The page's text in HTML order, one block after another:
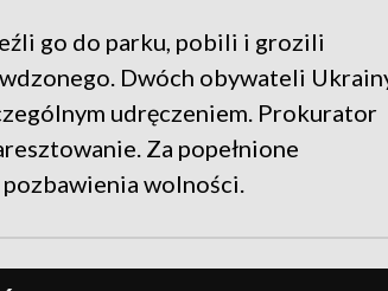
go do parku, pobili i grozili
Dwóch obywateli
udręczeniem. Prokurator
Za popełnione
wolności.